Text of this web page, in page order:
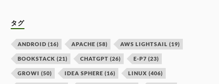
タグ
ANDROID (16) APACHE (58) AWS LIGHTSAIL (19)
BOOKSTACK (21) CHATGPT (26) E-P7 (23)
GROWI (50) IDEA SPHERE (16) LINUX (406)